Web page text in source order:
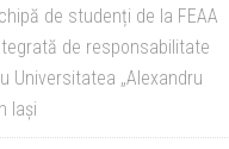
de studenți de la FEAA
de responsabilitate
Universitatea „Alexandru
Iași